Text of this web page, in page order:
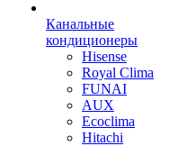
Канальные
кондиционеры
Hisense
Royal Clima
FUNAI
AUX
Ecoclima
Hitachi